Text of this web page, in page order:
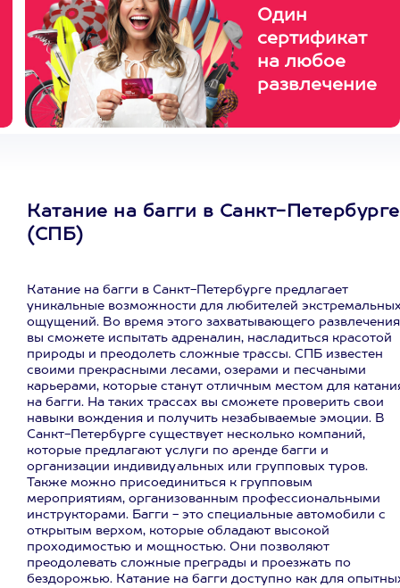
Один
сертификат
на любое
развлечение
Катание на багги в Санкт-Петербурге
(СПБ)
Катание на багги в Санкт-Петербурге предлагает
уникальные возможности для любителей
ощущений. Во время этого захватывающего развлечения
вы сможете испытать адреналин, насладиться красотой
природы и преодолеть сложные трассы. СПБ известен
своими прекрасными лесами, озерами и песчаными
карьерами, которые станут отличным местом для
на багги. На таких трассах вы сможете проверить свои
навыки вождения и получить незабываемые эмоции. В
Санкт-Петербурге существует несколько компаний,
которые предлагают услуги по аренде багги и
организации индивидуальных или групповых туров.
Также можно присоединиться к групповым
мероприятиям, организованным профессиональными
инструкторами. Багги - это специальные автомобили с
открытым верхом, которые обладают высокой
проходимостью и мощностью. Они позволяют
преодолевать сложные преграды и проезжать по
бездорожью. Катание на багги доступно как для